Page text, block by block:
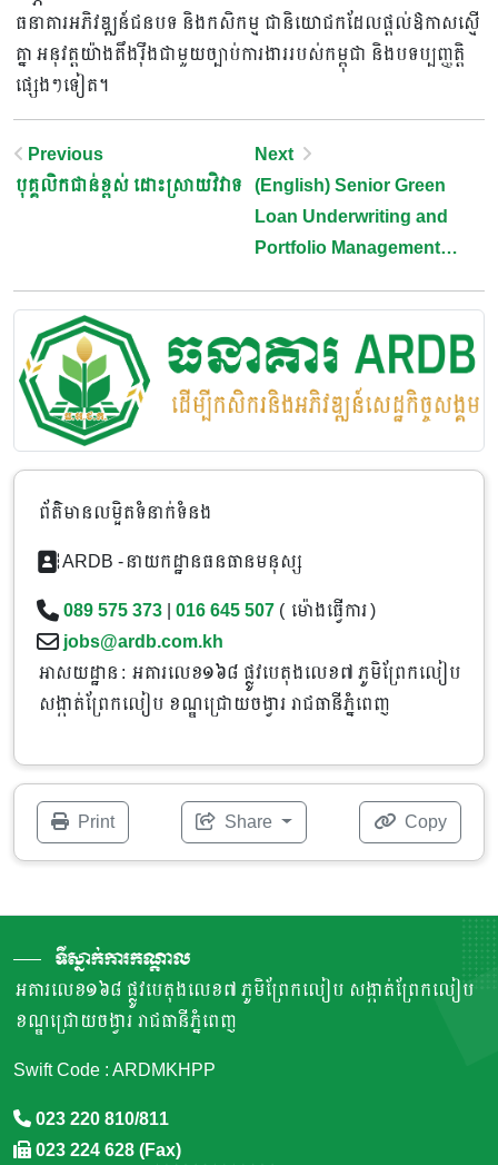
ធនាគារអភិវឌ្ឍន៍ជនបទ និងកសិកម្ម ជានិយោជកដែលផ្តល់ឱកាសស្មើ
គ្នា អនុវត្តយ៉ាងតឹងរ៉ឹងជាមួយច្បាប់ការងាររបស់កម្ពុជា និងបទប្បញ្ញត្តិ
ផ្សេងៗទៀត។
Post
Navigation
Previous
បុគ្គលិកជាន់ខ្ពស់ ដោះស្រាយវិវាទ
Next
(English) Senior Green
Loan Underwriting and
Portfolio Management
ព័ត៌មានលម្អិតទំនាក់ទំនង
ARDB -នាយកដ្ឋានធនធានមនុស្ស
089 575 373 016 645 507 ( ម៉ោងធ្វើការ )
jobs@ardb.com.kh
អាសយដ្ឋាន : អគារលេខ១៦៨ ផ្លូវបេតុងលេខ៧ ភូមិព្រែកលៀប
សង្កាត់ព្រែកលៀប ខណ្ឌជ្រោយចង្វារ រាជធានីភ្នំពេញ
Print Share Copy
ទីស្នាក់ការកណ្តាល
អគារលេខ១៦៨ ផ្លូវបេតុងលេខ៧ ភូមិព្រែកលៀប សង្កាត់ព្រែកលៀប
ខណ្ឌជ្រោយចង្វារ រាជធានីភ្នំពេញ
Swift Code : ARDMKHPP
023 220 810/811
023 224 628 (Fax)